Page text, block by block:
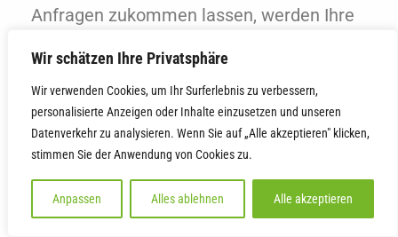
Wir schätzen Ihre Privatsphäre
Wir verwenden Cookies, um Ihr Surferlebnis zu verbessern,
personalisierte Anzeigen oder Inhalte einzusetzen und unseren
Datenverkehr zu analysieren. Wenn Sie auf „Alle akzeptieren" klicken,
stimmen Sie der Anwendung von Cookies zu.
Anpassen Alles ablehnen Alle akzeptieren
Anfragen zukommen lassen, werden Ihre
inklusive der von Ihnen dort angegebenen
Kontaktdaten zwecks Bearbeitung der
Anfrage und für den Fall von
Anschlussfragen bei uns gespeichert.
Diese Daten geben wir nicht ohne Ihre
Einwilligung weiter.